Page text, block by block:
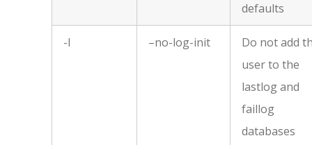
defaults
-l –no-log-init
Do not add
user to the
lastlog and
faillog
databases